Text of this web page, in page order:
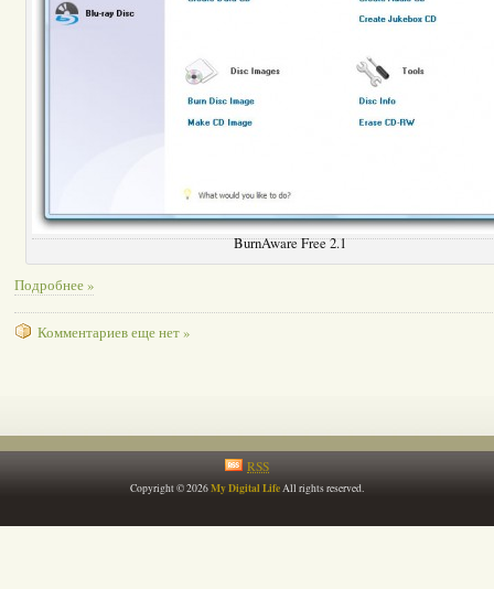
BurnAware Free 2.1
Подробнее »
Комментариев еще нет »
RSS
Copyright © 2026My Digital LifeAll rights reserved.